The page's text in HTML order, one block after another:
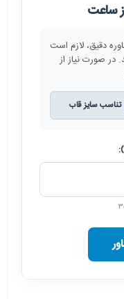
ساعت
دقیق، لازم است
در صورت نیاز از
تناسب سایز قاب